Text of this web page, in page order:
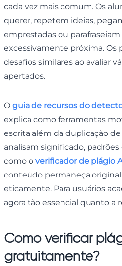
cada vez mais comum. Os
querer, repetem ideias,
emprestadas ou
excessivamente próxima. Os
desafios similares ao avaliar
apertados.
O guia de recursos do
explica como ferramentas
escrita além da duplicação
analisam significado,
como o verificador de plágio
conteúdo permaneça
eticamente. Para usuários
agora tão essencial quanto a
Como verificar
gratuitamente?